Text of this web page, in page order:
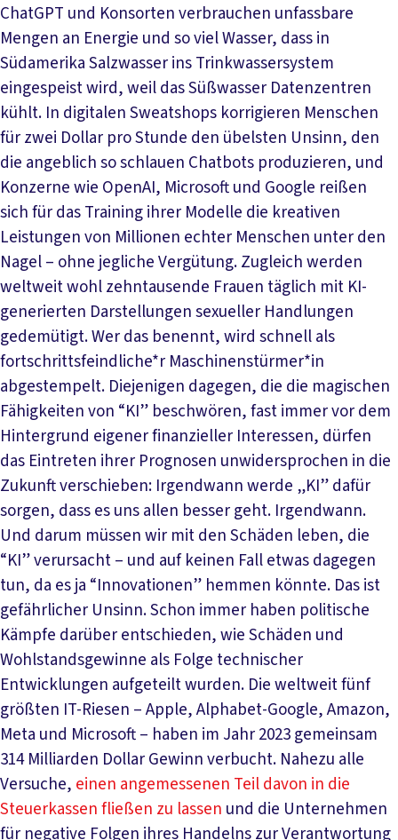
ChatGPT und Konsorten verbrauchen unfassbare
Mengen an Energie und so viel Wasser, dass in
Südamerika Salzwasser ins Trinkwassersystem
eingespeist wird, weil das Süßwasser Datenzentren
kühlt. In digitalen Sweatshops korrigieren Menschen
für zwei Dollar pro Stunde den übelsten Unsinn, den
die angeblich so schlauen Chatbots produzieren, und
Konzerne wie OpenAI, Microsoft und Google reißen
sich für das Training ihrer Modelle die kreativen
Leistungen von Millionen echter Menschen unter den
Nagel – ohne jegliche Vergütung. Zugleich werden
weltweit wohl zehntausende Frauen täglich mit KI-
generierten Darstellungen sexueller Handlungen
gedemütigt. Wer das benennt, wird schnell als
fortschrittsfeindliche*r Maschinenstürmer*in
abgestempelt. Diejenigen dagegen, die die magischen
Fähigkeiten von “KI” beschwören, fast immer vor dem
Hintergrund eigener finanzieller Interessen, dürfen
das Eintreten ihrer Prognosen unwidersprochen in die
Zukunft verschieben: Irgendwann werde „KI” dafür
sorgen, dass es uns allen besser geht. Irgendwann.
Und darum müssen wir mit den Schäden leben, die
“KI” verursacht – und auf keinen Fall etwas dagegen
tun, da es ja “Innovationen” hemmen könnte. Das ist
gefährlicher Unsinn. Schon immer haben politische
Kämpfe darüber entschieden, wie Schäden und
Wohlstandsgewinne als Folge technischer
Entwicklungen aufgeteilt wurden. Die weltweit fünf
größten IT-Riesen – Apple, Alphabet-Google, Amazon,
Meta und Microsoft – haben im Jahr 2023 gemeinsam
314 Milliarden Dollar Gewinn verbucht. Nahezu alle
Versuche, einen angemessenen Teil davon in die
Steuerkassen fließen zu lassen und die Unternehmen
für negative Folgen ihres Handelns zur Verantwortung